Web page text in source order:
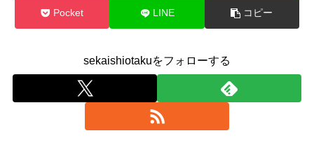
Pocket LINE コピー
sekaishiotakuをフォローする